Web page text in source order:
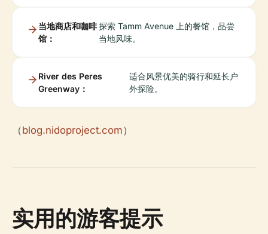
当地商店和咖啡
馆：
探索 Tamm Avenue 上的餐馆，品尝
当地风味。
River des Peres
Greenway：
适合风景优美的骑行和延长户
外探险。
（blog.nidoproject.com）
实用的游客提示